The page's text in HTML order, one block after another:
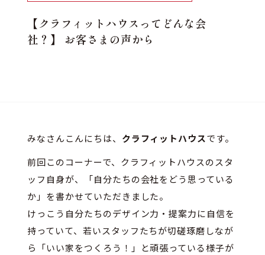
【クラフィットハウスってどんな会
社？】 お客さまの声から
みなさんこんにちは、 クラフィットハウスです。
前回このコーナーで、クラフィットハウスのスタ
ッフ自身が、「自分たちの会社をどう思っている
か」を書かせていただきました。
けっこう自分たちのデザイン力・提案力に自信を
持っていて、若いスタッフたちが切磋琢磨しなが
ら「いい家をつくろう！」と頑張っている様子が